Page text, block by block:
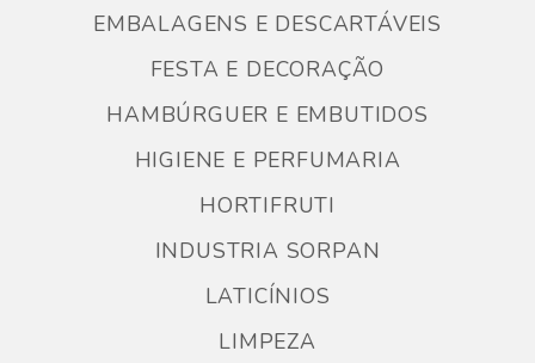
EMBALAGENS E DESCARTÁVEIS
FESTA E DECORAÇÃO
HAMBÚRGUER E EMBUTIDOS
HIGIENE E PERFUMARIA
HORTIFRUTI
INDUSTRIA SORPAN
LATICÍNIOS
LIMPEZA